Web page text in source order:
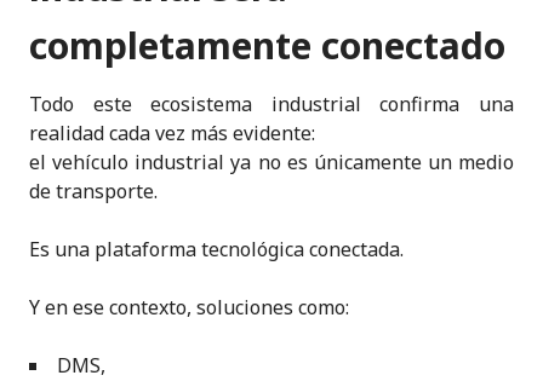
completamente conectado
Todo este ecosistema industrial confirma una
realidad cada vez más evidente:
el vehículo industrial ya no es únicamente un medio
de transporte.
Es una plataforma tecnológica conectada.
Y en ese contexto, soluciones como:
DMS,